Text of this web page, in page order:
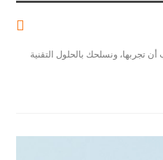
تجربها، ونسلحك بالحلول التقنية